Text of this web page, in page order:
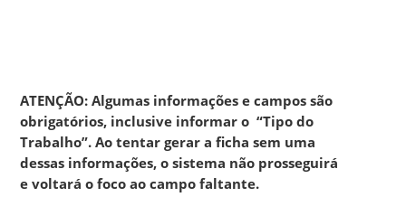
ATENÇÃO: Algumas informações e campos são
obrigatórios, inclusive informar o “Tipo do
Trabalho”. Ao tentar gerar a ficha sem uma
dessas informações, o sistema não prosseguirá
e voltará o foco ao campo faltante.